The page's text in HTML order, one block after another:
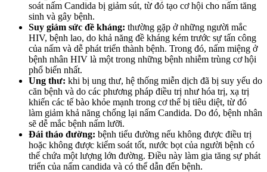
soát nấm Candida bị giảm sút, từ đó tạo cơ hội cho nấm tăng
sinh và gây bệnh.
Suy giảm sức đề kháng: thường gặp ở những người mắc
HIV, bệnh lao, do khả năng đề kháng kém trước sự tấn công
của nấm và dễ phát triển thành bệnh. Trong đó, nấm miệng ở
bệnh nhân HIV là một trong những bệnh nhiễm trùng cơ hội
phổ biến nhất.
Ung thư: khi bị ung thư, hệ thống miễn dịch đã bị suy yếu do
căn bệnh và do các phương pháp điều trị như hóa trị, xạ trị
khiến các tế bào khỏe mạnh trong cơ thể bị tiêu diệt, từ đó
làm giảm khả năng chống lại nấm Candida. Do đó, bệnh nhân
sẽ dễ mắc bệnh nấm lưỡi.
Đái tháo đường: bệnh tiểu đường nếu không được điều trị
hoặc không được kiểm soát tốt, nước bọt của người bệnh có
thể chứa một lượng lớn đường. Điều này làm gia tăng sự phát
triển của nấm candida và có thể dẫn đến bệnh.